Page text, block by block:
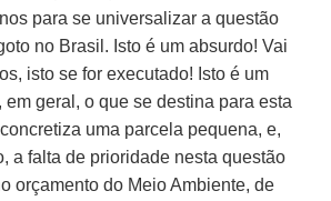
para se universalizar a questão
no Brasil. Isto é um absurdo! Vai
isto se for executado! Isto é um
em geral, o que se destina para esta
uma parcela pequena, e,
a falta de prioridade nesta questão
orçamento do Meio Ambiente, de